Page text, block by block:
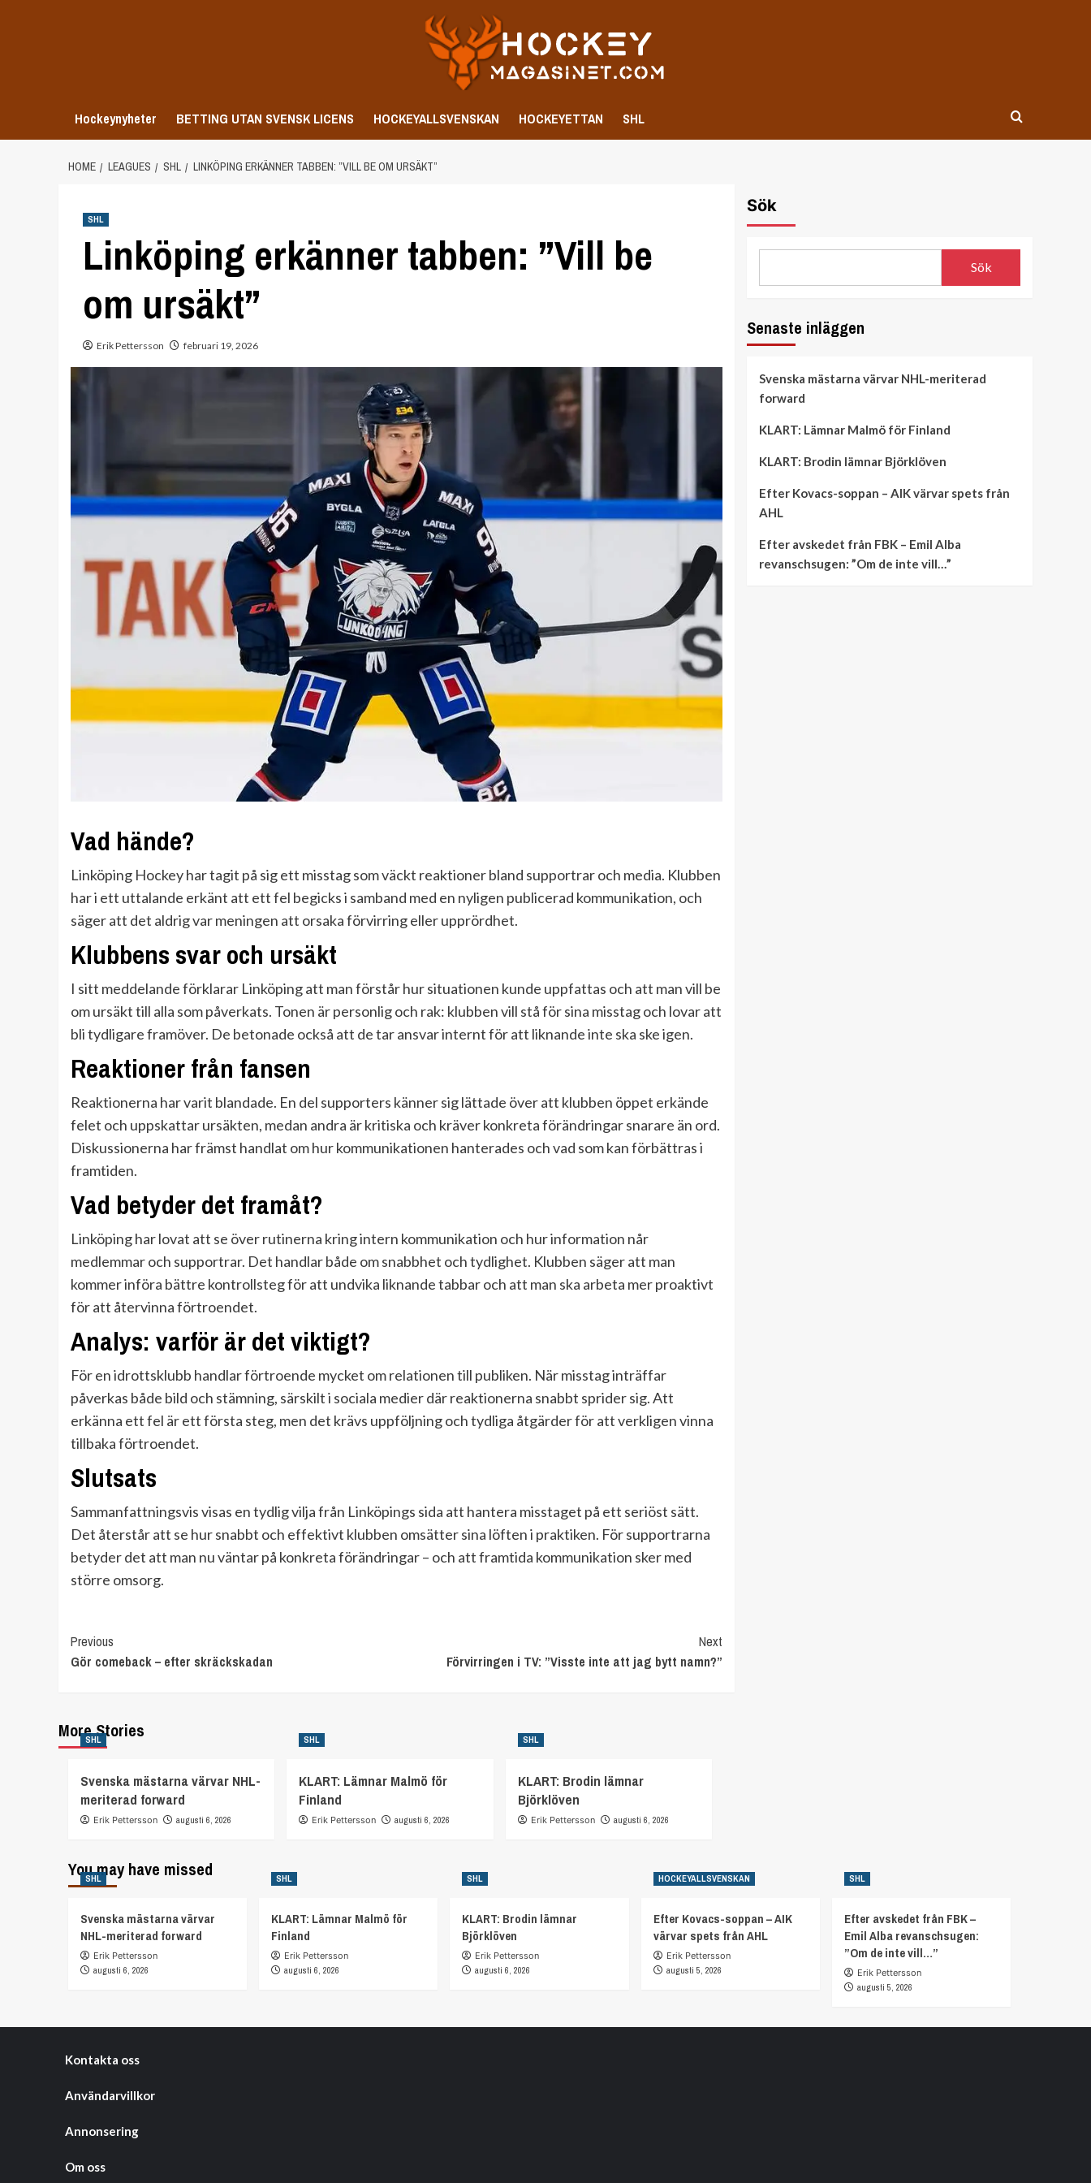
Hockeynyheter BETTING UTAN SVENSK LICENS HOCKEYALLSVENSKAN HOCKEYETTAN SHL
HOME LEAGUES SHL LINKÖPING ERKÄNNER TABBEN: ”VILL BE OM URSÄKT”
SHL
Linköping erkänner tabben: ”Vill be
om ursäkt”
Erik Pettersson februari 19, 2026
Vad hände?
Linköping Hockey har tagit på sig ett misstag som väckt reaktioner bland supportrar och media. Klubben
har i ett uttalande erkänt att ett fel begicks i samband med en nyligen publicerad kommunikation, och
säger att det aldrig var meningen att orsaka förvirring eller upprördhet.
Klubbens svar och ursäkt
I sitt meddelande förklarar Linköping att man förstår hur situationen kunde uppfattas och att man vill be
om ursäkt till alla som påverkats. Tonen är personlig och rak: klubben vill stå för sina misstag och lovar att
bli tydligare framöver. De betonade också att de tar ansvar internt för att liknande inte ska ske igen.
Reaktioner från fansen
Reaktionerna har varit blandade. En del supporters känner sig lättade över att klubben öppet erkände
felet och uppskattar ursäkten, medan andra är kritiska och kräver konkreta förändringar snarare än ord.
Diskussionerna har främst handlat om hur kommunikationen hanterades och vad som kan förbättras i
framtiden.
Vad betyder det framåt?
Linköping har lovat att se över rutinerna kring intern kommunikation och hur information når
medlemmar och supportrar. Det handlar både om snabbhet och tydlighet. Klubben säger att man
kommer införa bättre kontrollsteg för att undvika liknande tabbar och att man ska arbeta mer proaktivt
för att återvinna förtroendet.
Analys: varför är det viktigt?
För en idrottsklubb handlar förtroende mycket om relationen till publiken. När misstag inträffar
påverkas både bild och stämning, särskilt i sociala medier där reaktionerna snabbt sprider sig. Att
erkänna ett fel är ett första steg, men det krävs uppföljning och tydliga åtgärder för att verkligen vinna
tillbaka förtroendet.
Slutsats
Sammanfattningsvis visas en tydlig vilja från Linköpings sida att hantera misstaget på ett seriöst sätt.
Det återstår att se hur snabbt och effektivt klubben omsätter sina löften i praktiken. För supportrarna
betyder det att man nu väntar på konkreta förändringar – och att framtida kommunikation sker med
större omsorg.
Continue
Reading
Previous
Gör comeback – efter skräckskadan
Next
Förvirringen i TV: ”Visste inte att jag bytt namn?”
More Stories
SHL
Svenska mästarna värvar NHL-
meriterad forward
Erik Pettersson augusti 6, 2026
SHL
KLART: Lämnar Malmö för
Finland
Erik Pettersson augusti 6, 2026
SHL
KLART: Brodin lämnar
Björklöven
Erik Pettersson augusti 6, 2026
Sök
Sök
Senaste inläggen
Svenska mästarna värvar NHL-meriterad
forward
KLART: Lämnar Malmö för Finland
KLART: Brodin lämnar Björklöven
Efter Kovacs-soppan – AIK värvar spets från
AHL
Efter avskedet från FBK – Emil Alba
revanschsugen: ”Om de inte vill…”
You may have missed
SHL
Svenska mästarna värvar
NHL-meriterad forward
Erik Pettersson
augusti 6, 2026
SHL
KLART: Lämnar Malmö för
Finland
Erik Pettersson
augusti 6, 2026
SHL
KLART: Brodin lämnar
Björklöven
Erik Pettersson
augusti 6, 2026
HOCKEYALLSVENSKAN
Efter Kovacs-soppan – AIK
värvar spets från AHL
Erik Pettersson
augusti 5, 2026
SHL
Efter avskedet från FBK –
Emil Alba revanschsugen:
”Om de inte vill…”
Erik Pettersson
augusti 5, 2026
Kontakta oss
Användarvillkor
Annonsering
Om oss